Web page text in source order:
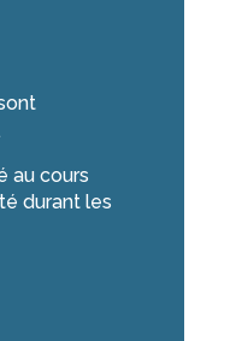
au cours
durant les